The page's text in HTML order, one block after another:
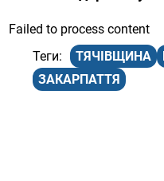
Failed to process content
ТЯЧІВЩИНА
ЗАКАРПАТТЯ